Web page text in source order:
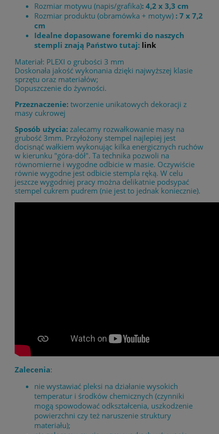
Rozmiar motywu (napis/grafika): 4,2 x 3,3 cm
Rozmiar produktu (obramówka + motyw) : 7 x 7,2
cm
Idealne dopasowane foremki do naszych
stempli znają Państwo tutaj: link
Materiał: PLEXI o grubości 3 mm
Doskonała jakość wykonania dzięki najwyższej klasie
sprzętu oraz materiałów;
Dopuszczenie do żywności.
Przeznaczenie: tworzenie unikatowych dekoracji z
masy cukrowej
Sposób użycia: zalecamy rozwałkowanie masy na
grubość 3mm. Przyłożony stempel najlepiej jest
docisnąć wałkiem wykonując kilka energicznych ruchów
w kierunku "góra-dół". Ta technika pozwoli na
równomierne i wygodne odbicie w masie. Oczywiście
równie wygodne jest odbicie stempla ręką. W celu
jeszcze wygodniej pracy można delikatnie podsypać
stempel cukrem pudrem (nie jest to jednak koniecznie).
Zalecenia:
nie wystawiać pleksi na działanie wysokich
temperatur i środków chemicznych (czynniki
mogą spowodować odkształcenia, uszkodzenie
powierzchni czy też naruszenie struktury
materiału);